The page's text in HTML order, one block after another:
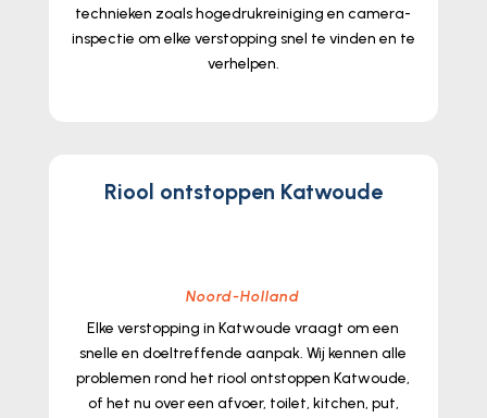
technieken zoals hogedrukreiniging en camera-
inspectie om elke verstopping snel te vinden en te
verhelpen.​
Riool ontstoppen Katwoude
Noord-Holland
Elke verstopping in Katwoude vraagt om een
snelle en doeltreffende aanpak.​ Wij kennen alle
problemen rond het riool ontstoppen Katwoude,
of het nu over een afvoer, toilet, kitchen, put,